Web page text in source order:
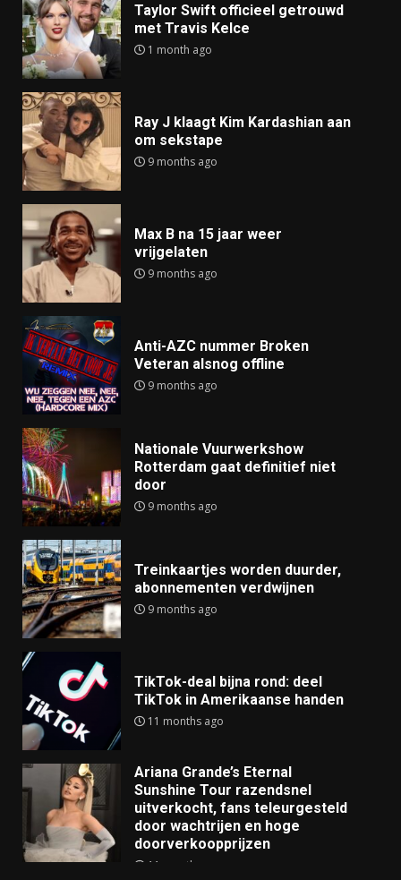
Taylor Swift officieel getrouwd
met Travis Kelce
1 month ago
Ray J klaagt Kim Kardashian aan
om sekstape
9 months ago
Max B na 15 jaar weer
vrijgelaten
9 months ago
Anti-AZC nummer Broken
Veteran alsnog offline
9 months ago
Nationale Vuurwerkshow
Rotterdam gaat definitief niet
door
9 months ago
Treinkaartjes worden duurder,
abonnementen verdwijnen
9 months ago
TikTok-deal bijna rond: deel
TikTok in Amerikaanse handen
11 months ago
Ariana Grande’s Eternal
Sunshine Tour razendsnel
uitverkocht, fans teleurgesteld
door wachtrijen en hoge
doorverkoopprijzen
11 months ago